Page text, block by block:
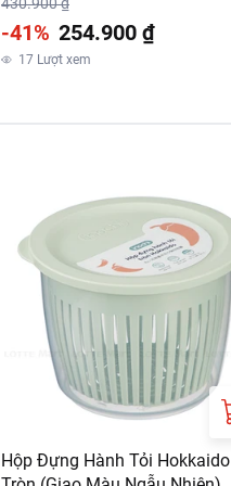
-41% 254.900 ₫
17 Lượt xem
Hộp Đựng Hành Tỏi Hokkaido